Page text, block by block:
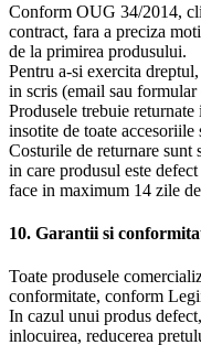
Conform OUG 34/2014,
contract, fara a preciza
de la primirea produsului.
Pentru a-si exercita
in scris (email sau formular
Produsele trebuie
insotite de toate
Costurile de returnare sunt
in care produsul este
face in maximum 14 zile
10. Garantii si
Toate produsele
conformitate, conform
In cazul unui produs
inlocuirea, reducerea